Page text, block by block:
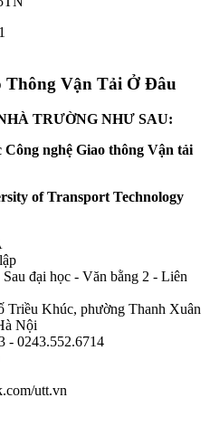
Thông Vận Tải Ở Đâu
TRƯỜNG NHƯ SAU:
nghệ Giao thông Vận tải
of Transport Technology
đại học - Văn bằng 2 - Liên
Triều Khúc, phường Thanh Xuân
Nội
- 0243.552.6714
utt.vn